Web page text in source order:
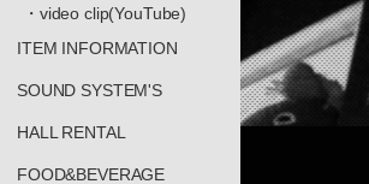
・video clip(YouTube)
ITEM INFORMATION
SOUND SYSTEM'S
HALL RENTAL
FOOD&BEVERAGE